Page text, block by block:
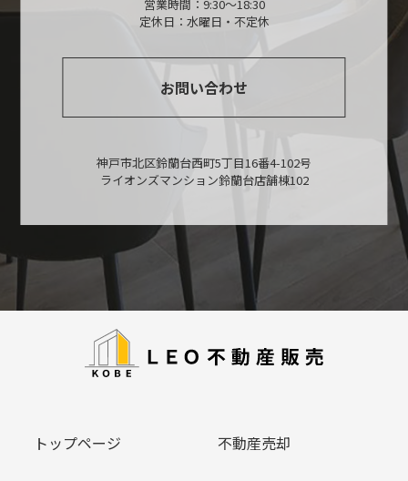
営業時間：9:30～18:30
定休日：水曜日・不定休
お問い合わせ
神戸市北区鈴蘭台西町5丁目16番4-102号
ライオンズマンション鈴蘭台店舗棟102
トップページ 不動産売却